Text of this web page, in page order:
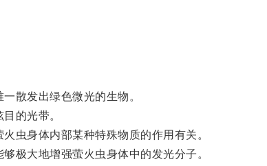
散发出绿色微光的生物。
的光带。
身体内部某种特殊物质的作用有关。
大地增强萤火虫身体中的发光分子。